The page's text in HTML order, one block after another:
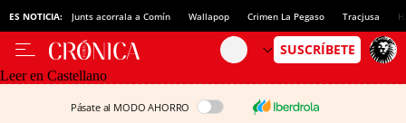
ES NOTICIA: Junts acorrala a Comín Wallapop Crimen La Pegaso Tracjusa
Leer en Castellano
Pásate al MODO AHORRO